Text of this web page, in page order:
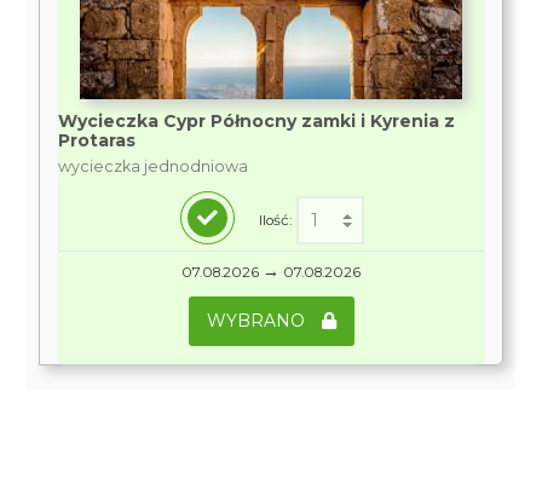
Wycieczka Cypr Północny zamki i Kyrenia z
Protaras
wycieczka jednodniowa
Ilość:
07.08.2026 → 07.08.2026
WYBRANO